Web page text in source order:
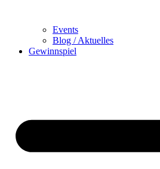
Events
Blog / Aktuelles
Gewinnspiel